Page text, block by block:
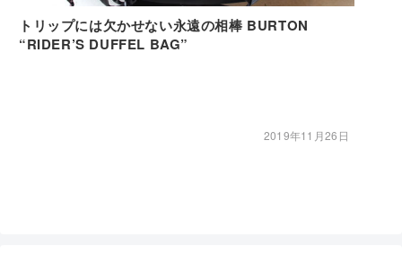
トリップには欠かせない永遠の相棒 BURTON
“RIDER’S DUFFEL BAG”
2019年11月26日